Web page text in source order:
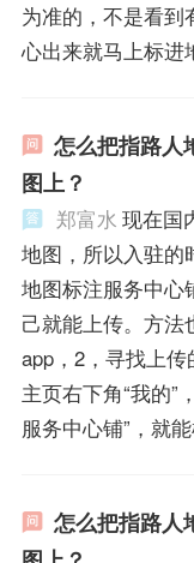
为准的，不是看到
心出来就马上标进
怎么把指路人
图上？
郑富水 现在国
地图，所以入驻的
地图标注服务中心
己就能上传。方法
app，2，寻找上
主页右下角“我的”
服务中心铺”，就
怎么把指路人